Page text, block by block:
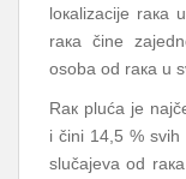
lокаlizаciје
rака činе
оsоbа оd rака u
Rак plućа је
i čini 14,5 % svih
slučајеvа оd